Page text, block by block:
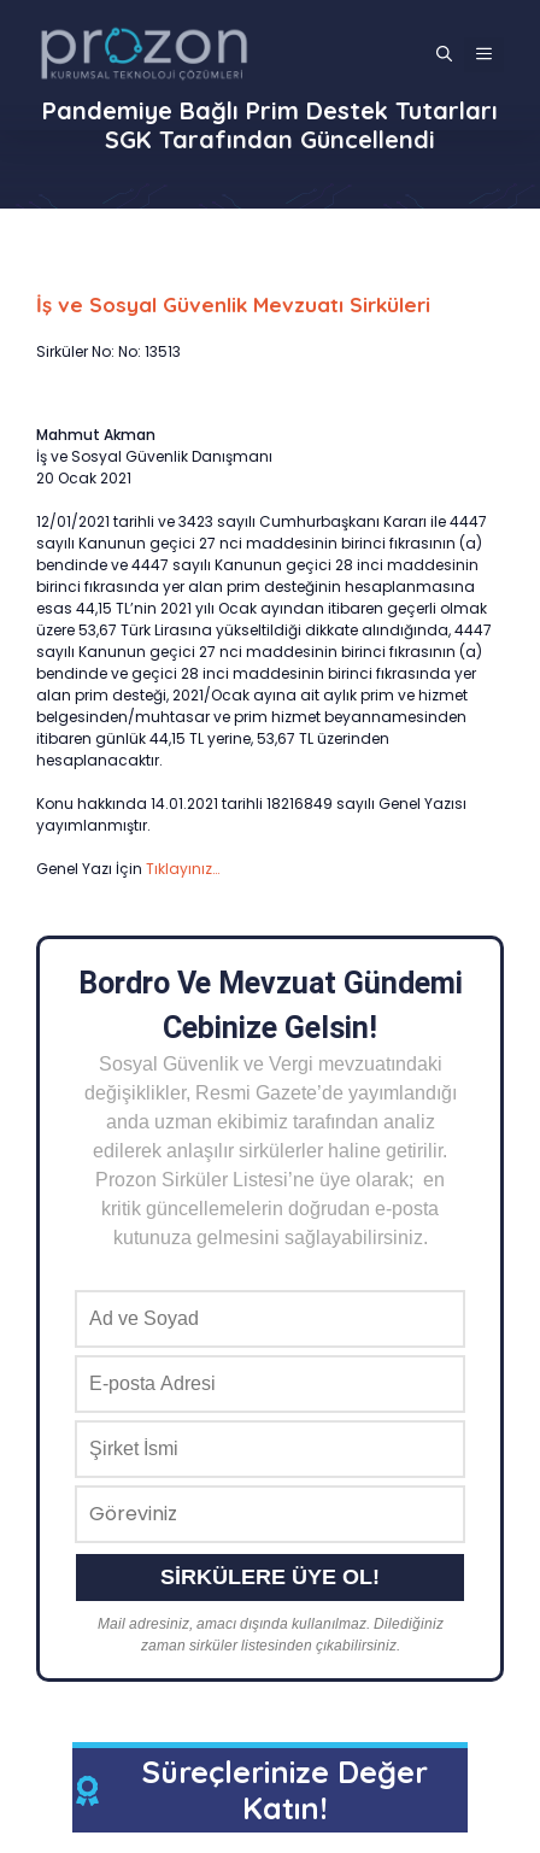
MENÜ
Pandemiye Bağlı Prim Destek Tutarları
SGK Tarafından Güncellendi
İş ve Sosyal Güvenlik Mevzuatı Sirküleri
Sirküler No: No: 13513
Mahmut Akman
İş ve Sosyal Güvenlik Danışmanı
20 Ocak 2021
12/01/2021 tarihli ve 3423 sayılı Cumhurbaşkanı Kararı ile 4447
sayılı Kanunun geçici 27 nci maddesinin birinci fıkrasının (a)
bendinde ve 4447 sayılı Kanunun geçici 28 inci maddesinin
birinci fıkrasında yer alan prim desteğinin hesaplanmasına
esas 44,15 TL’nin 2021 yılı Ocak ayından itibaren geçerli olmak
üzere 53,67 Türk Lirasına yükseltildiği dikkate alındığında, 4447
sayılı Kanunun geçici 27 nci maddesinin birinci fıkrasının (a)
bendinde ve geçici 28 inci maddesinin birinci fıkrasında yer
alan prim desteği, 2021/Ocak ayına ait aylık prim ve hizmet
belgesinden/muhtasar ve prim hizmet beyannamesinden
itibaren günlük 44,15 TL yerine, 53,67 TL üzerinden
hesaplanacaktır.
Konu hakkında 14.01.2021 tarihli 18216849 sayılı Genel Yazısı
yayımlanmıştır.
Genel Yazı İçin Tıklayınız…
Bordro Ve Mevzuat Gündemi
Cebinize Gelsin!
Sosyal Güvenlik ve Vergi mevzuatındaki
değişiklikler, Resmi Gazete’de yayımlandığı
anda uzman ekibimiz tarafından analiz
edilerek anlaşılır sirkülerler haline getirilir.
Prozon Sirküler Listesi’ne üye olarak; en
kritik güncellemelerin doğrudan e-posta
kutunuza gelmesini sağlayabilirsiniz.
Mail adresiniz, amacı dışında kullanılmaz. Dilediğiniz
zaman sirküler listesinden çıkabilirsiniz.
Süreçlerinize Değer
Katın!